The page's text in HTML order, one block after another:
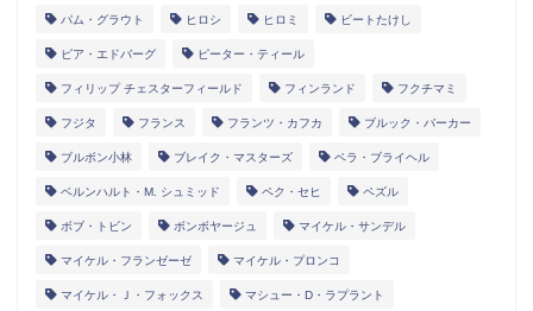
パム・グラウト ヒロシ ヒロミ ビートたけし
ピア・エドバーグ ピーター・ティール
フィリップ チェスターフィールド フィンランド フクチマミ
フジタ フランス フランツ・カフカ ブルック・バーカー
ブルボン小林 ブレイク・マスターズ ベラ・ブライヘル
ベルンハルト・M. シュミッド ペク・セヒ ペズル
ボブ・トビン ボンボヤージュ マイケル・サンデル
マイケル・フランゼーゼ マイケル・プロンコ
マイケル・Ｊ・フォックス マシュー・D・ラプラント